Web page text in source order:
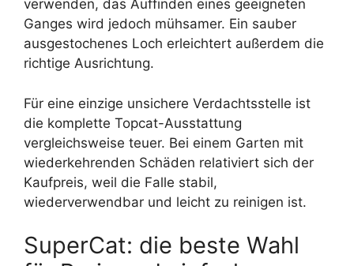
verwenden, das Auffinden eines geeigneten
Ganges wird jedoch mühsamer. Ein sauber
ausgestochenes Loch erleichtert außerdem die
richtige Ausrichtung.
Für eine einzige unsichere Verdachtsstelle ist
die komplette Topcat-Ausstattung
vergleichsweise teuer. Bei einem Garten mit
wiederkehrenden Schäden relativiert sich der
Kaufpreis, weil die Falle stabil,
wiederverwendbar und leicht zu reinigen ist.
SuperCat: die beste Wahl